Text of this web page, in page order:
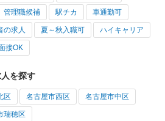
管理職候補 駅チカ 車通勤可
の求人 夏～秋入職可 ハイキャリア
接OK
を探す
区 名古屋市西区 名古屋市中区
瑞穂区